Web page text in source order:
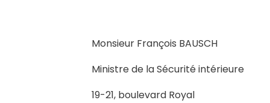
Monsieur François BAUSCH
Ministre de la Sécurité intérieure
19-21, boulevard Royal